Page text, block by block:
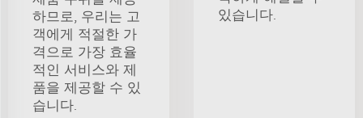
하므로, 우리는 고
객에게 적절한 가
격으로 가장 효율
적인 서비스와 제
품을 제공할 수 있
습니다.
있습니다.